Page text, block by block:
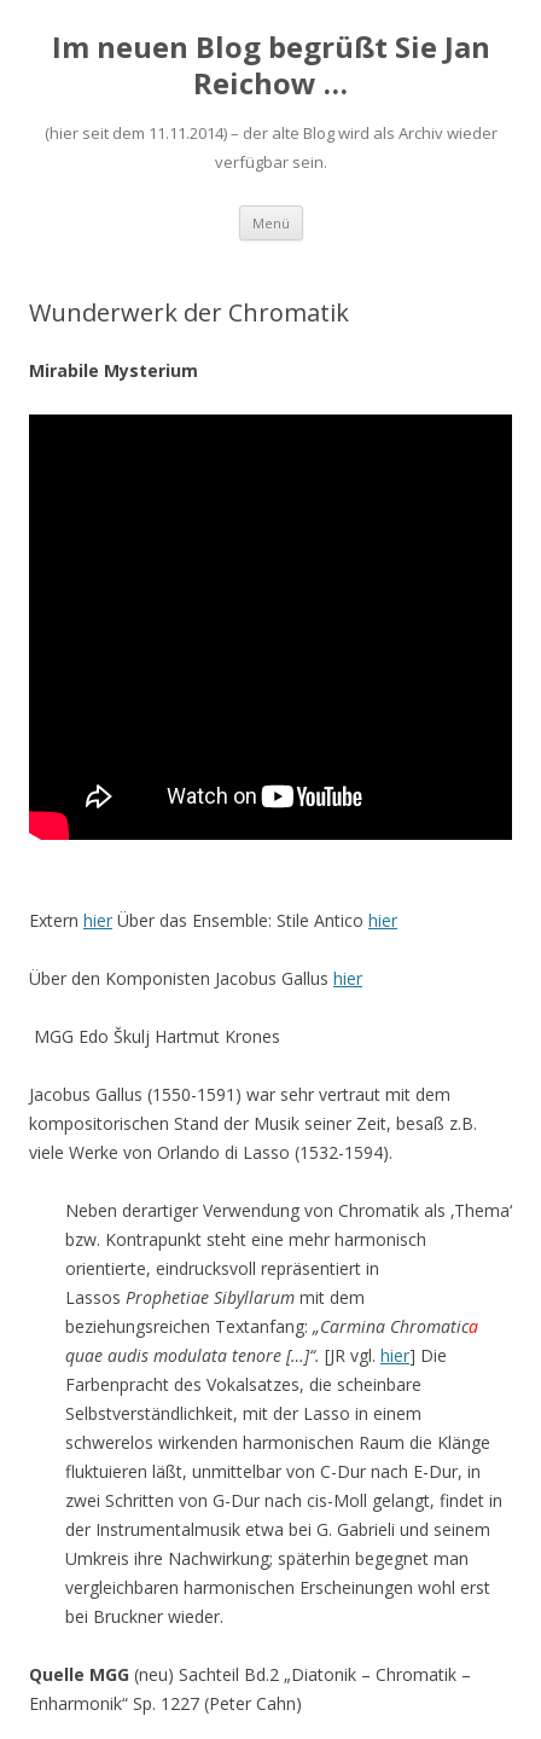
Im neuen Blog begrüßt Sie Jan
Reichow …
(hier seit dem 11.11.2014) – der alte Blog wird als Archiv wieder
verfügbar sein.
Menü Zum
springen
Wunderwerk der Chromatik
Mirabile Mysterium
Extern hier Über das Ensemble: Stile Antico hier
Über den Komponisten Jacobus Gallus hier
MGG Edo Škulj Hartmut Krones
Jacobus Gallus (1550-1591) war sehr vertraut mit dem
kompositorischen Stand der Musik seiner Zeit, besaß z.B.
viele Werke von Orlando di Lasso (1532-1594).
Neben derartiger Verwendung von Chromatik als ‚Thema‘
bzw. Kontrapunkt steht eine mehr harmonisch
orientierte, eindrucksvoll repräsentiert in
Lassos Prophetiae Sibyllarum mit dem
beziehungsreichen Textanfang: „Carmina Chromatica
quae audis modulata tenore […]“. [JR vgl. hier] Die
Farbenpracht des Vokalsatzes, die scheinbare
Selbstverständlichkeit, mit der Lasso in einem
schwerelos wirkenden harmonischen Raum die Klänge
fluktuieren läßt, unmittelbar von C-Dur nach E-Dur, in
zwei Schritten von G-Dur nach cis-Moll gelangt, findet in
der Instrumentalmusik etwa bei G. Gabrieli und seinem
Umkreis ihre Nachwirkung; späterhin begegnet man
vergleichbaren harmonischen Erscheinungen wohl erst
bei Bruckner wieder.
Quelle MGG (neu) Sachteil Bd.2 „Diatonik – Chromatik –
Enharmonik“ Sp. 1227 (Peter Cahn)